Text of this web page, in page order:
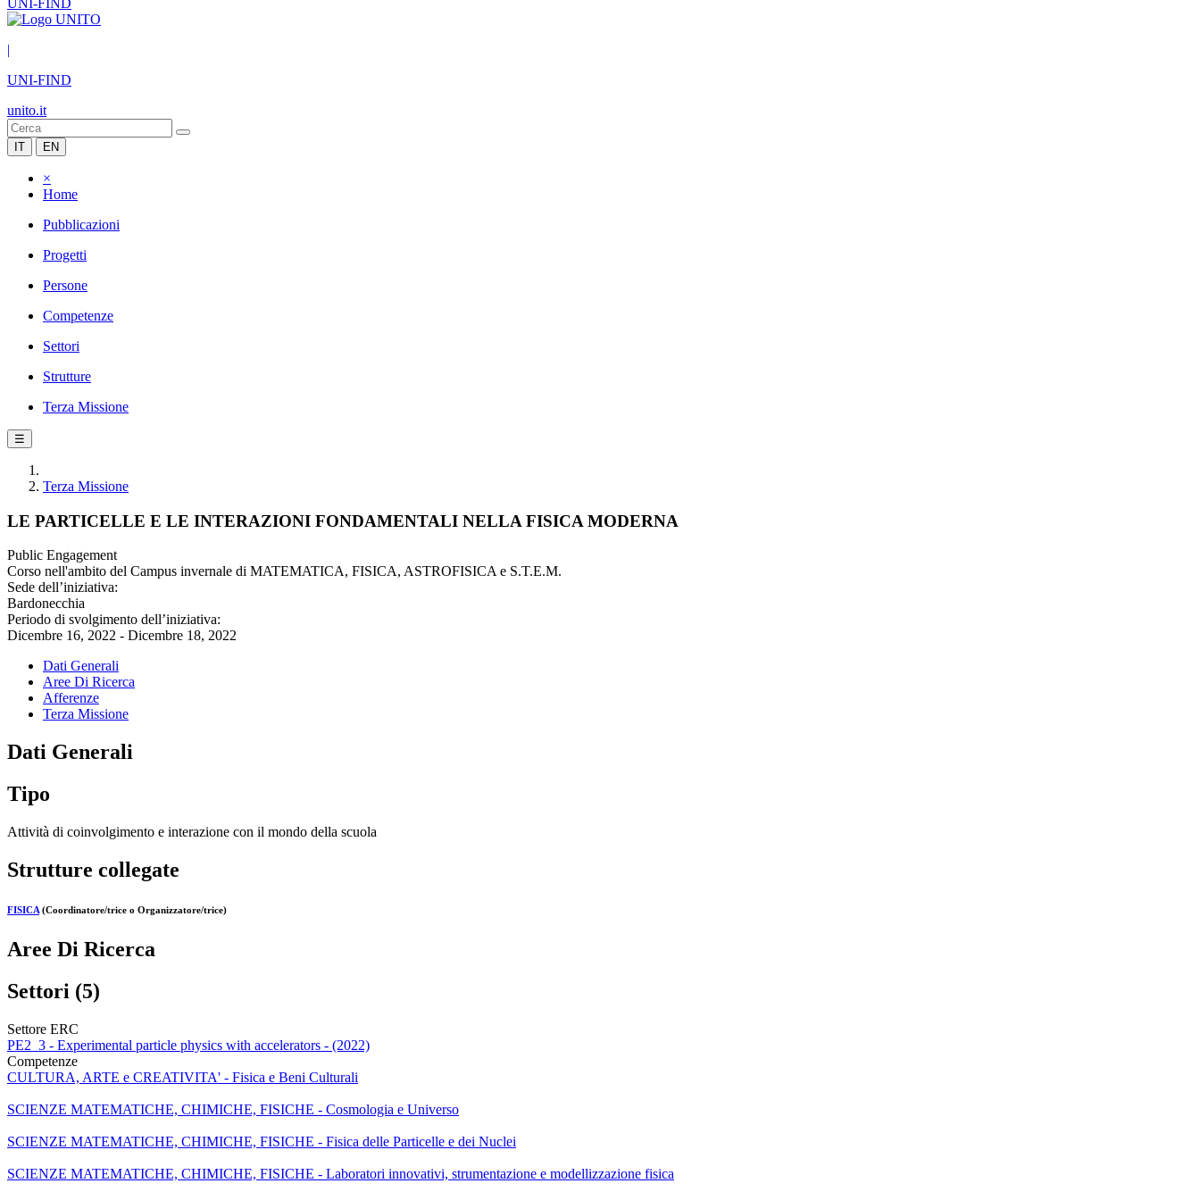
UNI-FIND
|
UNI-FIND
unito.it
IT EN
×
Home
Pubblicazioni
Progetti
Persone
Competenze
Settori
Strutture
Terza Missione
☰
Terza Missione
LE PARTICELLE E LE INTERAZIONI FONDAMENTALI NELLA FISICA MODERNA
Public Engagement
Corso nell'ambito del Campus invernale di MATEMATICA, FISICA, ASTROFISICA e S.T.E.M.
Sede dell’iniziativa:
Bardonecchia
Periodo di svolgimento dell’iniziativa:
Dicembre 16, 2022 - Dicembre 18, 2022
Dati Generali
Aree Di Ricerca
Afferenze
Terza Missione
Dati Generali
Tipo
Attività di coinvolgimento e interazione con il mondo della scuola
Strutture collegate
FISICA (Coordinatore/trice o Organizzatore/trice)
Aree Di Ricerca
Settori (5)
Settore ERC
PE2_3 - Experimental particle physics with accelerators - (2022)
Competenze
CULTURA, ARTE e CREATIVITA' - Fisica e Beni Culturali
SCIENZE MATEMATICHE, CHIMICHE, FISICHE - Cosmologia e Universo
SCIENZE MATEMATICHE, CHIMICHE, FISICHE - Fisica delle Particelle e dei Nuclei
SCIENZE MATEMATICHE, CHIMICHE, FISICHE - Laboratori innovativi, strumentazione e modellizzazione fisica